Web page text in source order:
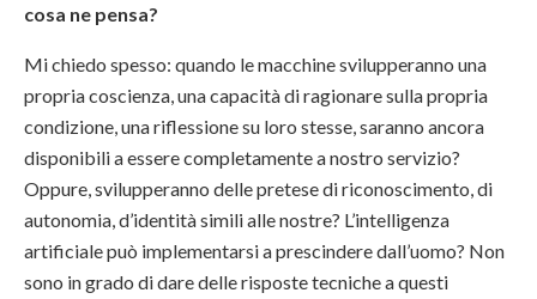
cosa ne pensa?
Mi chiedo spesso: quando le macchine svilupperanno una
propria coscienza, una capacità di ragionare sulla propria
condizione, una riflessione su loro stesse, saranno ancora
disponibili a essere completamente a nostro servizio?
Oppure, svilupperanno delle pretese di riconoscimento, di
autonomia, d’identità simili alle nostre? L’intelligenza
artificiale può implementarsi a prescindere dall’uomo? Non
sono in grado di dare delle risposte tecniche a questi